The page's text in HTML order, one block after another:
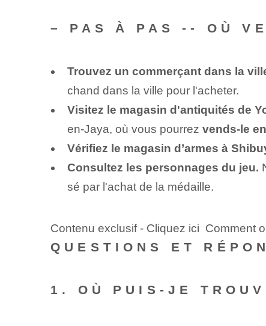
– PAS À PAS -- OÙ
Trouvez un commerçant dans la
chand dans la ville pour l'acheter.
Visitez le magasin d'antiquités de
en-Jaya, où vous pourrez vends-le
Vérifiez le magasin d’armes à
Consultez les personnages du jeu.
sé par l'achat de la médaille.
Contenu exclusif - Cliquez ici Comment
QUESTIONS ET
1. OÙ PUIS-JE